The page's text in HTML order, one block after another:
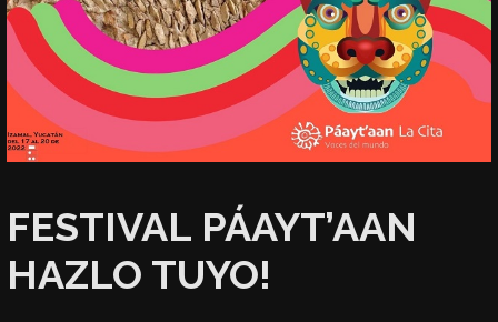
FESTIVAL PÁAYT’AAN
HAZLO TUYO!